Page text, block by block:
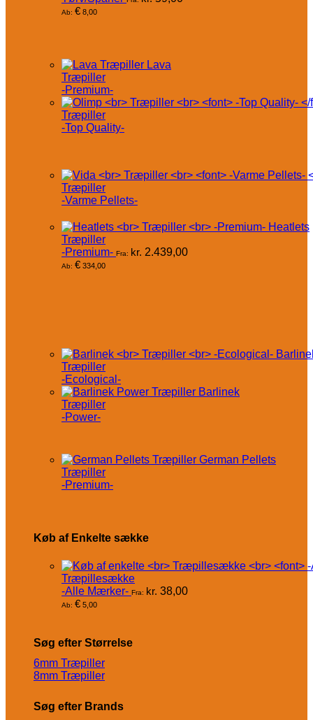
Ab: € 8,00
Lava
Træpiller
-Premium-
Træpiller
-Top Quality-
Træpiller
-Varme Pellets-
Heatlets
Træpiller
-Premium- Fra: kr. 2.439,00
Ab: € 334,00
Træpiller
-Ecological-
Barlinek
Træpiller
-Power-
German Pellets
Træpiller
-Premium-
Køb af Enkelte sække
Træpillesække
-Alle Mærker- Fra: kr. 38,00
Ab: € 5,00
Søg efter Størrelse
6mm Træpiller
8mm Træpiller
Søg efter Brands